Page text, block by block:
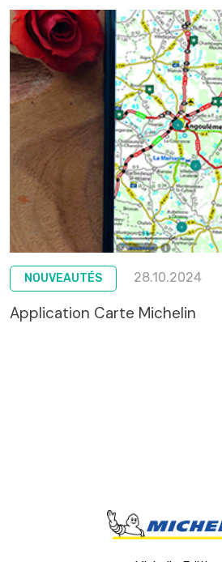
NOUVEAUTÉS 28.10.2024
Application Carte Michelin